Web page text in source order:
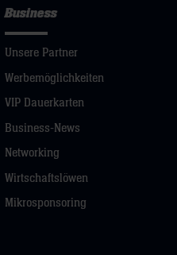
Business
Unsere Partner
Werbemöglichkeiten
VIP Dauerkarten
Business-News
Networking
Wirtschaftslöwen
Mikrosponsoring